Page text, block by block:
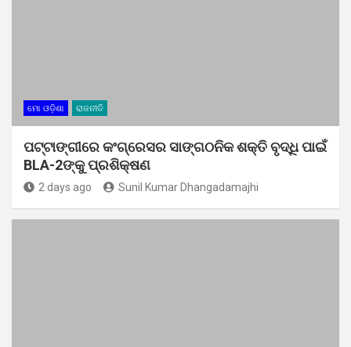
ମୋ ଓଡ଼ିଶା ରାଜନୀତି
ପଟ୍ଟାଙ୍ଗୀରେ କଂଗ୍ରେସର ସାଙ୍ଗଠନିକ ଶକ୍ତି ବୃଦ୍ଧି ପାଇଁ
BLA-2ଙ୍କୁ ପ୍ରଶିକ୍ଷଣ
2 days ago Sunil Kumar Dhangadamajhi